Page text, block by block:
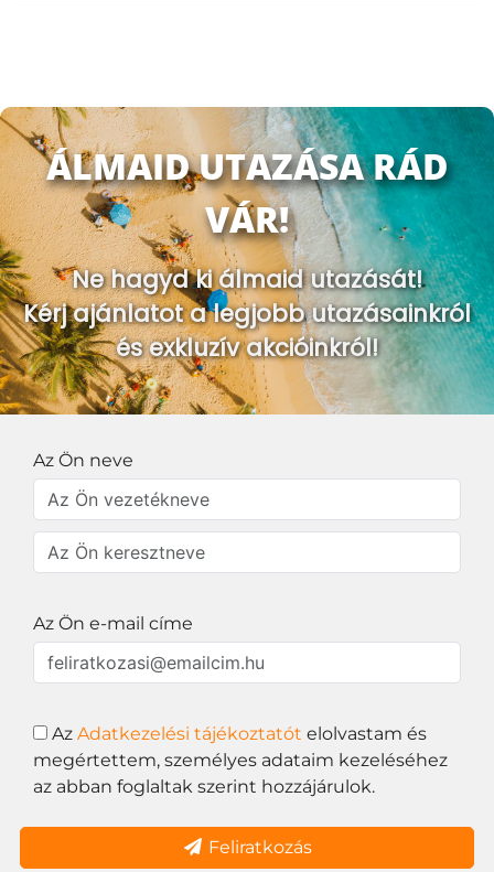
ÁLMAID UTAZÁSA RÁD
VÁR!
Ne hagyd ki álmaid utazását!
Kérj ajánlatot a legjobb utazásainkról
és exkluzív akcióinkról!
Az Ön neve
Az Ön e-mail címe
Az Adatkezelési tájékoztatót elolvastam és
megértettem, személyes adataim kezeléséhez
az abban foglaltak szerint hozzájárulok.
Feliratkozás